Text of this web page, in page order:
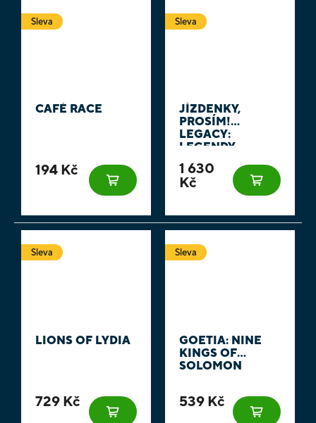
Sleva
CAFÉ RACE
194 Kč
Sleva
JÍZDENKY,
PROSÍM!
LEGACY:
LEGENDY
1 630
Kč
Sleva
LIONS OF LYDIA
729 Kč
Sleva
GOETIA: NINE
KINGS OF
SOLOMON
539 Kč